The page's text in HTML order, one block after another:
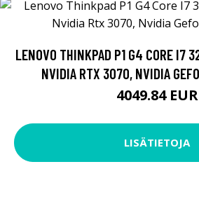
LENOVO THINKPAD P1 G4 CORE I7
NVIDIA RTX 3070, NVIDIA
4049.84 EUR
LISÄTIETOJA